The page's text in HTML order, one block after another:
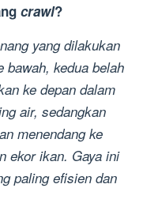
crawl?
yang dilakukan
bawah, kedua belah
ke depan dalam
air, sedangkan
menendang ke
ekor ikan. Gaya ini
paling efisien dan